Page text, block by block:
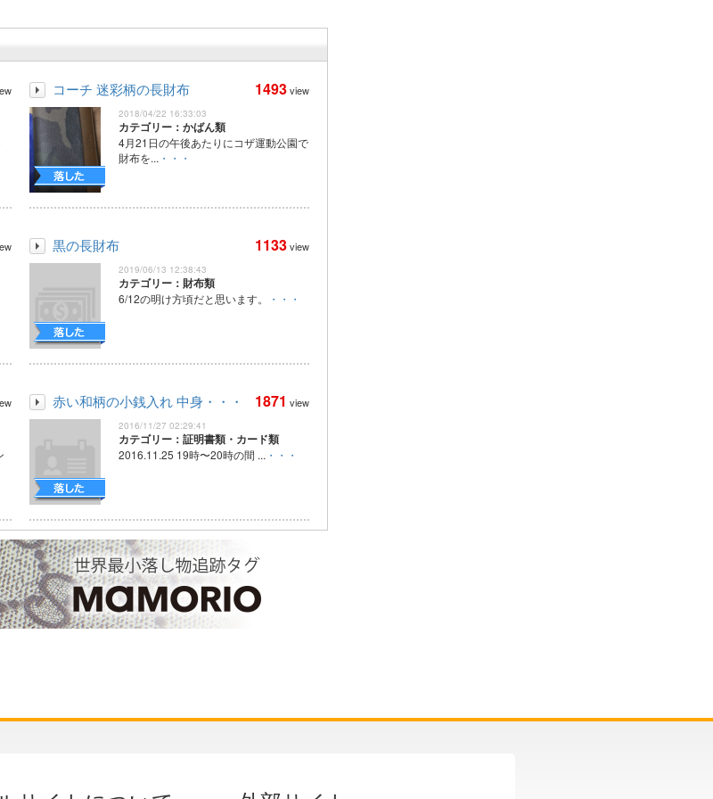
コーチ 迷彩柄の長財布 1493view
2018/04/22 16:33:03
カテゴリー：かばん類
4月21日の午後あたりにコザ運動公園で
財布を... ・・・
黒の長財布 1133view
2019/06/13 12:38:43
カテゴリー：財布類
6/12の明け方頃だと思います。 ・・・
赤い和柄の小銭入れ 中身・・・ 1871 view
2016/11/27 02:29:41
カテゴリー：証明書類・カード類
2016.11.25 19時〜20時の間 ... ・・・